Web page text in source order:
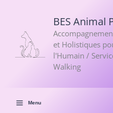
contenu
BES Animal
et Holistiques
l'Humain /
Walking
Menu